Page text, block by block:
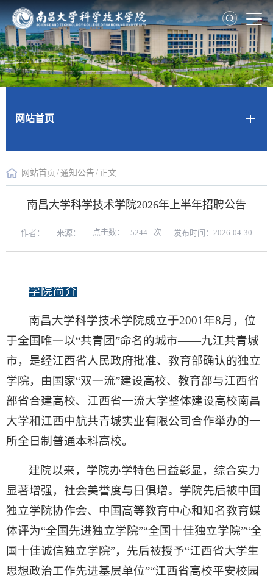
网站首页
网站首页 /通知公告 / 正文
南昌大学科学技术学院2026年上半年招聘公告
作者： 来源： 点击数： 5244 次 发布时间：2026-04-30
学 院简介
南昌大学科学技术学院成立于2001年8月，位
于全国唯一以“共青团”命名的城市——九江共青城
市，是经江西省人民政府批准、教育部确认的独立
学院，由国家“双一流”建设高校、教育部与江西省
部省合建高校、江西省一流大学整体建设高校南昌
大学和江西中航共青城实业有限公司合作举办的一
所全日制普通本科高校。
建院以来，学院办学特色日益彰显，综合实力
显著增强，社会美誉度与日俱增。学院先后被中国
独立学院协作会、中国高等教育中心和知名教育媒
体评为“全国先进独立学院”“全国十佳独立学院”“全
国十佳诚信独立学院”，先后被授予“江西省大学生
思想政治工作先进基层单位”“江西省高校平安校园